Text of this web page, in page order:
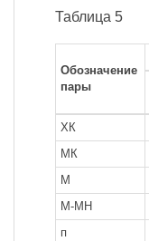
Таблица 5
Обозначение
пары
ХК
МК
М
М-МН
п